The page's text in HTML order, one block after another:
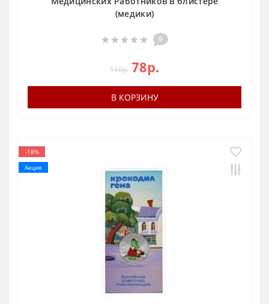
(медики)
0
110р. 78р.
В КОРЗИНУ
-18%
Акция